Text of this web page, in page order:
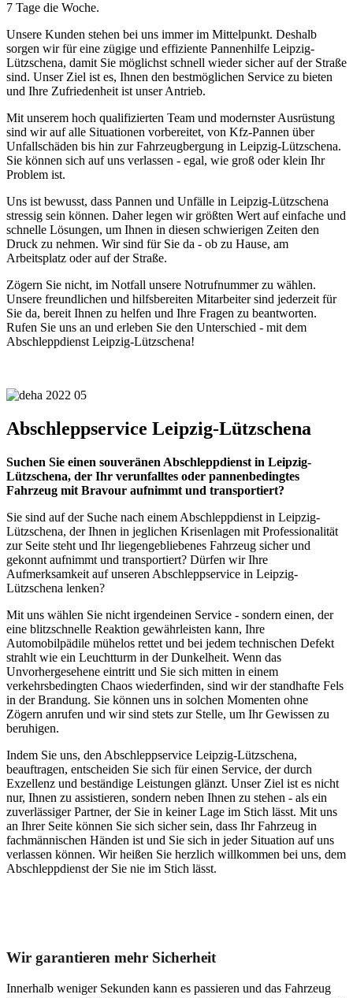
7 Tage die Woche.
Unsere Kunden stehen bei uns immer im Mittelpunkt. Deshalb
sorgen wir für eine zügige und effiziente Pannenhilfe Leipzig-
Lützschena, damit Sie möglichst schnell wieder sicher auf der Straße
sind. Unser Ziel ist es, Ihnen den bestmöglichen Service zu bieten
und Ihre Zufriedenheit ist unser Antrieb.
Mit unserem hoch qualifizierten Team und modernster Ausrüstung
sind wir auf alle Situationen vorbereitet, von Kfz-Pannen über
Unfallschäden bis hin zur Fahrzeugbergung in Leipzig-Lützschena.
Sie können sich auf uns verlassen - egal, wie groß oder klein Ihr
Problem ist.
Uns ist bewusst, dass Pannen und Unfälle in Leipzig-Lützschena
stressig sein können. Daher legen wir größten Wert auf einfache und
schnelle Lösungen, um Ihnen in diesen schwierigen Zeiten den
Druck zu nehmen. Wir sind für Sie da - ob zu Hause, am
Arbeitsplatz oder auf der Straße.
Zögern Sie nicht, im Notfall unsere Notrufnummer zu wählen.
Unsere freundlichen und hilfsbereiten Mitarbeiter sind jederzeit für
Sie da, bereit Ihnen zu helfen und Ihre Fragen zu beantworten.
Rufen Sie uns an und erleben Sie den Unterschied - mit dem
Abschleppdienst Leipzig-Lützschena!
Abschleppservice Leipzig-Lützschena
Suchen Sie einen souveränen Abschleppdienst in Leipzig-
Lützschena, der Ihr verunfalltes oder pannenbedingtes
Fahrzeug mit Bravour aufnimmt und transportiert?
Sie sind auf der Suche nach einem Abschleppdienst in Leipzig-
Lützschena, der Ihnen in jeglichen Krisenlagen mit Professionalität
zur Seite steht und Ihr liegengebliebenes Fahrzeug sicher und
gekonnt aufnimmt und transportiert? Dürfen wir Ihre
Aufmerksamkeit auf unseren Abschleppservice in Leipzig-
Lützschena lenken?
Mit uns wählen Sie nicht irgendeinen Service - sondern einen, der
eine blitzschnelle Reaktion gewährleisten kann, Ihre
Automobilpädile mühelos rettet und bei jedem technischen Defekt
strahlt wie ein Leuchtturm in der Dunkelheit. Wenn das
Unvorhergesehene eintritt und Sie sich mitten in einem
verkehrsbedingten Chaos wiederfinden, sind wir der standhafte Fels
in der Brandung. Sie können uns in solchen Momenten ohne
Zögern anrufen und wir sind stets zur Stelle, um Ihr Gewissen zu
beruhigen.
Indem Sie uns, den Abschleppservice Leipzig-Lützschena,
beauftragen, entscheiden Sie sich für einen Service, der durch
Exzellenz und beständige Leistungen glänzt. Unser Ziel ist es nicht
nur, Ihnen zu assistieren, sondern neben Ihnen zu stehen - als ein
zuverlässiger Partner, der Sie in keiner Lage im Stich lässt. Mit uns
an Ihrer Seite können Sie sich sicher sein, dass Ihr Fahrzeug in
fachmännischen Händen ist und Sie sich in jeder Situation auf uns
verlassen können. Wir heißen Sie herzlich willkommen bei uns, dem
Abschleppdienst der Sie nie im Stich lässt.
Wir garantieren mehr Sicherheit
Innerhalb weniger Sekunden kann es passieren und das Fahrzeug